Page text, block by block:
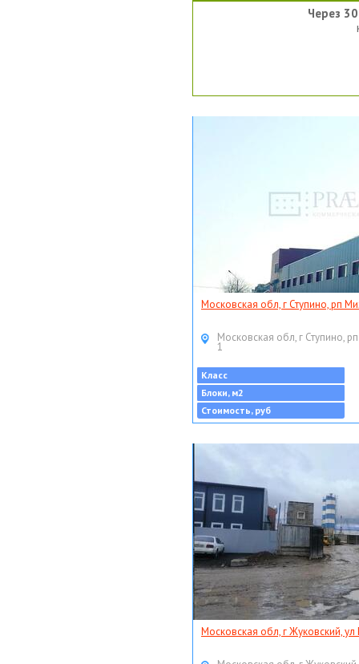
Через
Московская обл, г Ступино, рп
Московская обл, г Ступино,
1
Класс
Блоки, м2
Стоимость, руб
Московская обл, г Жуковский,